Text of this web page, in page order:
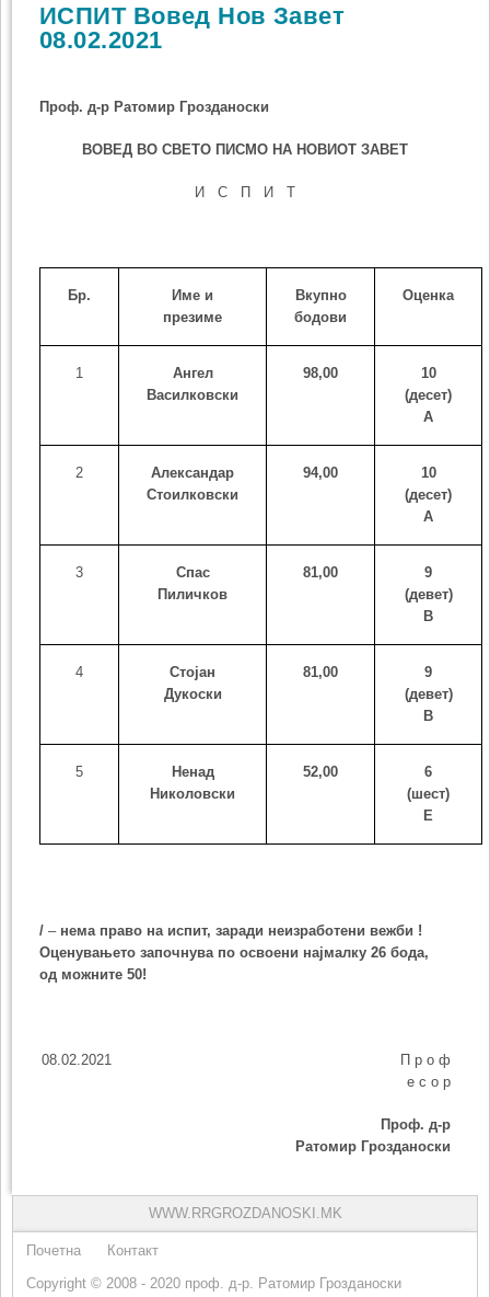
ИСПИТ Вовед Нов Завет
08.02.2021
Проф. д-р Ратомир Грозданоски
ВОВЕД ВО СВЕТО ПИСМО НА НОВИОТ ЗАВЕТ
И С П И Т
Бр.
Име и
презиме
Вкупно
бодови
Оценка
1
Ангел
Василковски
98,00
10
(десет)
А
2
Александар
Стоилковски
94,00
10
(десет)
А
3
Спас
Пиличков
81,00
9
(девет)
B
4
Стојан
Дукоски
81,00
9
(девет)
B
5
Ненад
Николовски
52,00
6
(шест)
E
/ – нема право на испит, заради неизработени вежби !
Оценувањето започнува по освоени најмалку 26 бода,
од можните 50!
08.02.2021 П р о ф
е с о р
Проф. д-р
Ратомир Грозданоски
WWW.RRGROZDANOSKI.MK
Почетна
Контакт
Copyright © 2008 - 2020 проф. д-р. Ратомир Грозданоски